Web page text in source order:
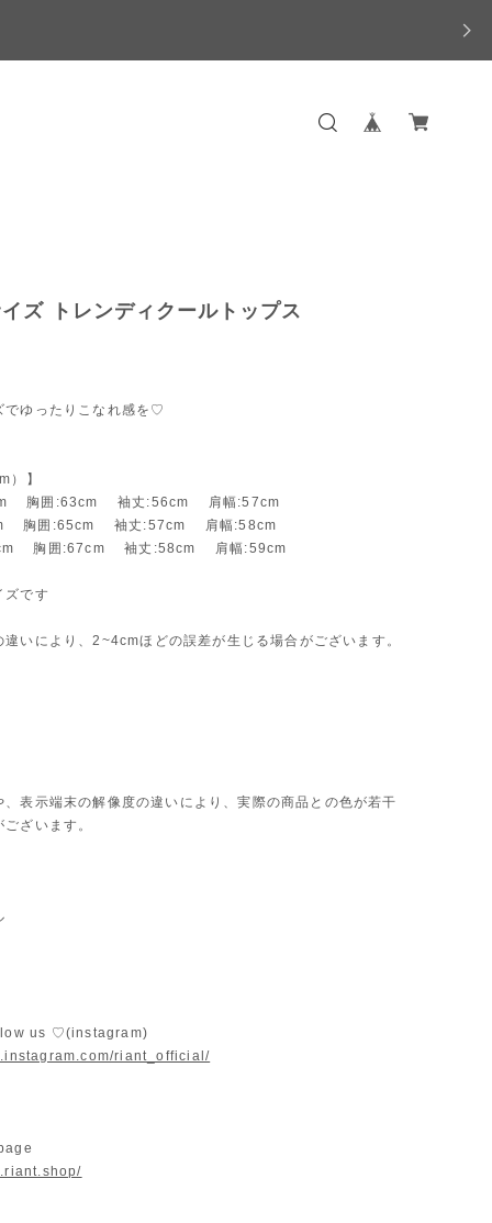
ズ トレンディクールトップス
でゆったりこなれ感を♡
）】
胸囲:63cm 袖丈:56cm 肩幅:57cm
胸囲:65cm 袖丈:57cm 肩幅:58cm
胸囲:67cm 袖丈:58cm 肩幅:59cm
です
いにより、2~4cmほどの誤差が生じる場合がございます。
表示端末の解像度の違いにより、実際の商品との色が若干
ざいます。
us ♡(instagram)
riant_official/